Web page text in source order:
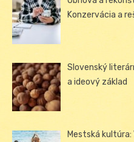
Konzervácia a
Slovenský
a ideový základ
Mestská